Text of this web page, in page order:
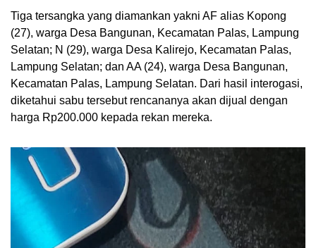
‎Tiga tersangka yang diamankan yakni AF alias Kopong
(27), warga Desa Bangunan, Kecamatan Palas, Lampung
Selatan; N (29), warga Desa Kalirejo, Kecamatan Palas,
Lampung Selatan; dan AA (24), warga Desa Bangunan,
Kecamatan Palas, Lampung Selatan. Dari hasil interogasi,
diketahui sabu tersebut rencananya akan dijual dengan
harga Rp200.000 kepada rekan mereka.